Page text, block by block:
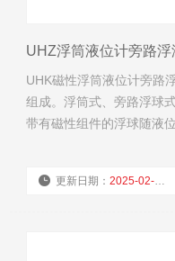
UHZ浮筒液位计旁路
UHK磁性浮筒液位计旁路
组成。浮筒式、旁路浮球
带有磁性组件的浮球随液
更新日期：2025-02-19